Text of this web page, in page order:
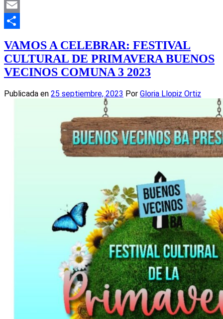
Mastodon
Email
VAMOS A CELEBRAR: FESTIVAL
CULTURAL DE PRIMAVERA BUENOS
VECINOS COMUNA 3 2023
Publicada en 25 septiembre, 2023 Por Gloria Llopiz Ortiz